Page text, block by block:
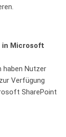
in Microsoft
haben Nutzer
Verfügung
SharePoint